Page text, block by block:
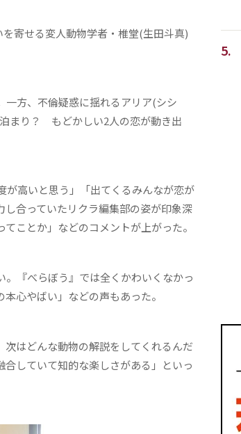
寄せる変人動物学者・椎堂(生田斗真)
方、不倫疑惑に揺れるアリア(シシ
まり？ もどかしい2人の恋が動き出
高いと思う」「出てくるみんなが恋が
合っていたリクラ編集部の姿が印象深
ことか」などのコメントが上がった。
『べらぼう』では全くかわいくなかっ
心やばい」などの声もあった。
はどんな動物の解説をしてくれるんだ
していて知的な楽しさがある」といっ
5.